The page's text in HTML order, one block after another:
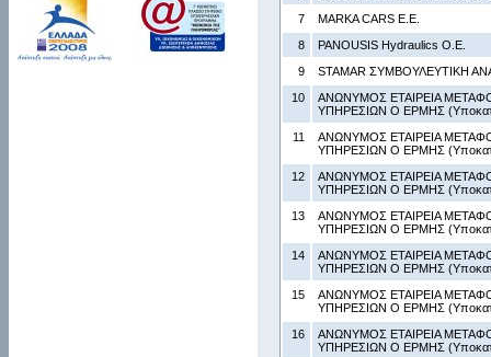
7
MARKA CARS Ε.Ε.
8
PANOUSIS Hydraulics Ο.Ε.
9
STAMAR ΣΥΜΒΟΥΛΕΥΤΙΚΗ
10
ΑΝΩΝΥΜΟΣ ΕΤΑΙΡΕΙΑ
ΥΠΗΡΕΣΙΩΝ Ο ΕΡΜΗΣ
11
ΑΝΩΝΥΜΟΣ ΕΤΑΙΡΕΙΑ
ΥΠΗΡΕΣΙΩΝ Ο ΕΡΜΗΣ
12
ΑΝΩΝΥΜΟΣ ΕΤΑΙΡΕΙΑ
ΥΠΗΡΕΣΙΩΝ Ο ΕΡΜΗΣ
13
ΑΝΩΝΥΜΟΣ ΕΤΑΙΡΕΙΑ
ΥΠΗΡΕΣΙΩΝ Ο ΕΡΜΗΣ
14
ΑΝΩΝΥΜΟΣ ΕΤΑΙΡΕΙΑ
ΥΠΗΡΕΣΙΩΝ Ο ΕΡΜΗΣ
15
ΑΝΩΝΥΜΟΣ ΕΤΑΙΡΕΙΑ
ΥΠΗΡΕΣΙΩΝ Ο ΕΡΜΗΣ
16
ΑΝΩΝΥΜΟΣ ΕΤΑΙΡΕΙΑ
ΥΠΗΡΕΣΙΩΝ Ο ΕΡΜΗΣ